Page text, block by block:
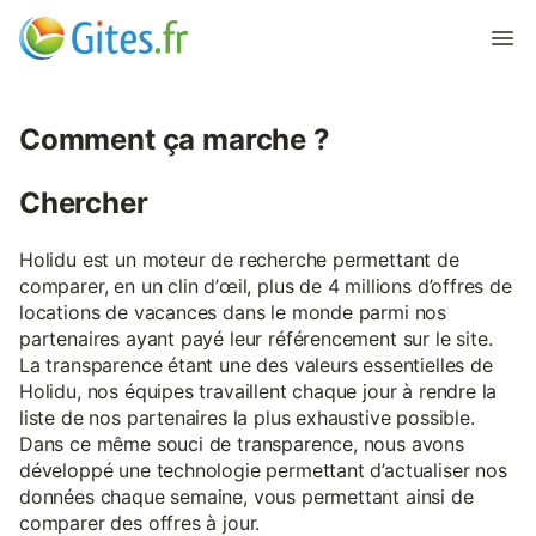
Comment ça marche ?
Chercher
Holidu est un moteur de recherche permettant de
comparer, en un clin d’œil, plus de 4 millions d’offres de
locations de vacances dans le monde parmi nos
partenaires ayant payé leur référencement sur le site.
La transparence étant une des valeurs essentielles de
Holidu, nos équipes travaillent chaque jour à rendre la
liste de nos partenaires la plus exhaustive possible.
Dans ce même souci de transparence, nous avons
développé une technologie permettant d’actualiser nos
données chaque semaine, vous permettant ainsi de
comparer des offres à jour.